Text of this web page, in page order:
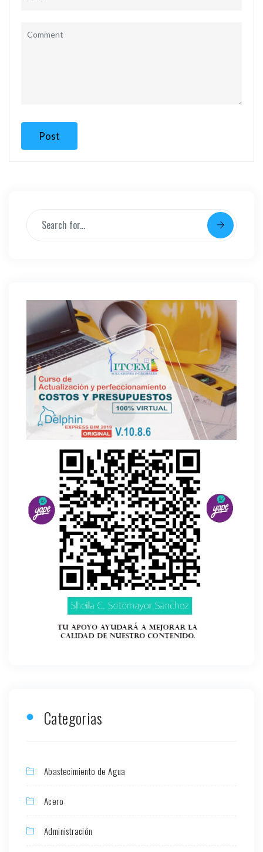
Categorias
Abastecimiento de Agua
Acero
Administración